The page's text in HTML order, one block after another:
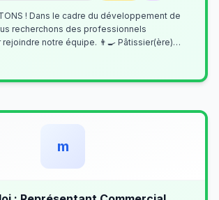
de
recherchons des professionnels
notre équipe. 👨‍🍳 Pâtissier(ère)
m